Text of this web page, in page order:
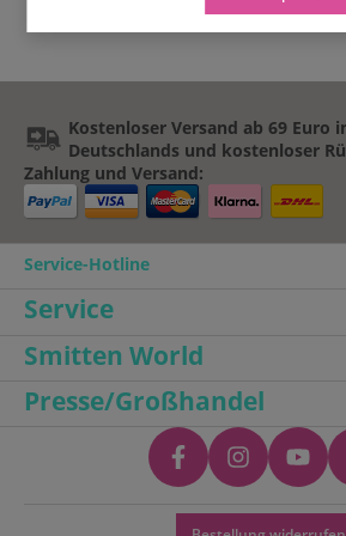
Kostenloser Versand ab 69 Euro
Deutschlands und kostenloser
Zahlung und Versand:
Service-Hotline
Service
Smitten World
Presse/Großhandel